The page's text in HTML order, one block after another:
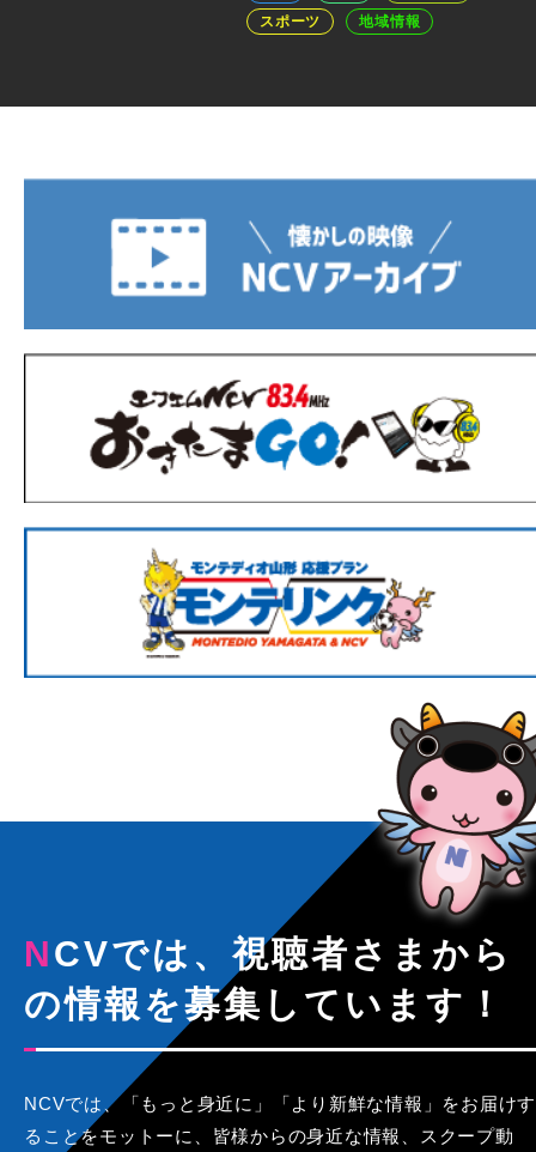
スポーツ
地域情報
NCVでは、視聴者さまから
の情報を募集しています！
NCVでは、「もっと身近に」「より新鮮な情報」をお届けす
ることをモットーに、皆様からの身近な情報、スクープ動